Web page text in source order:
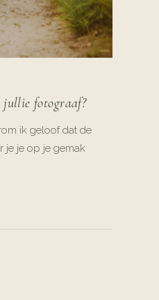
fotograaf?
ik geloof dat de
je je op je gemak